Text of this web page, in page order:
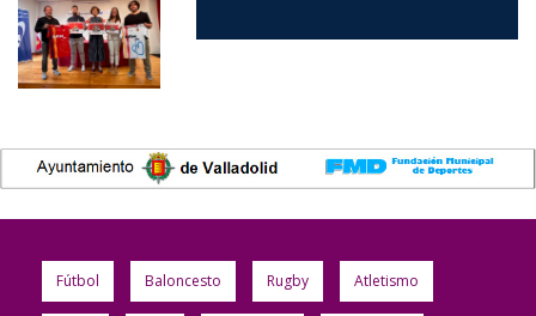
Fútbol Baloncesto Rugby Atletismo